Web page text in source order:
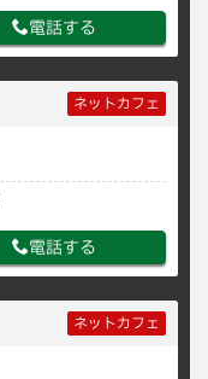
電話する
ネットカフェ
電話する
ネットカフェ